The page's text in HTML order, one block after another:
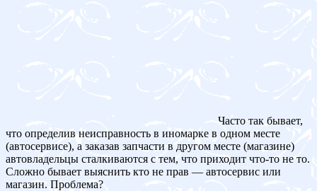
Часто так бывает,
что определив неисправность в иномарке в одном месте
(автосервисе), а заказав запчасти в другом месте (магазине)
автовладельцы сталкиваются с тем, что приходит что-то не то.
Сложно бывает выяснить кто не прав — автосервис или
магазин. Проблема?